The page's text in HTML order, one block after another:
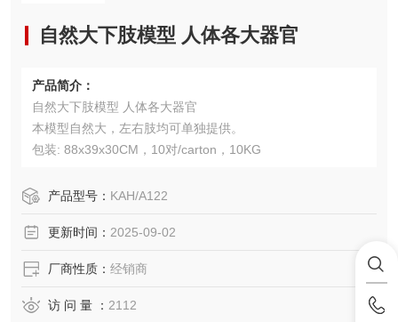
自然大下肢模型 人体各大器官
产品简介：
自然大下肢模型 人体各大器官
本模型自然大，左右肢均可单独提供。
包装: 88x39x30CM，10对/carton，10KG
产品型号： KAH/A122
更新时间： 2025-09-02
厂商性质： 经销商
访 问 量 ： 2112